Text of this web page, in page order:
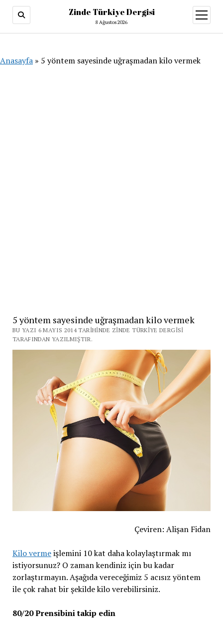
Zinde Türkiye Dergisi
8 Ağustos 2026
aç
Anasayfa » 5 yöntem sayesinde uğraşmadan kilo vermek
5 yöntem sayesinde uğraşmadan kilo vermek
BU YAZI 6 MAYIS 2014 TARIHINDE ZINDE TÜRKIYE DERGISI
TARAFINDAN YAZILMIŞTIR.
Çeviren: Alişan Fidan
Kilo vermeişlemini 10 kat daha kolaylaştırmak mı
istiyorsunuz? O zaman kendiniz için bu kadar
zorlaştırmayın. Aşağıda vereceğimiz 5 acısız yöntem
ile çok rahat bir şekilde kilo verebilirsiniz.
80/20 Prensibini takip edin